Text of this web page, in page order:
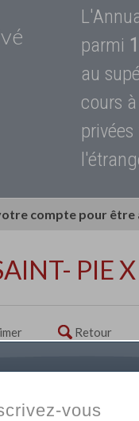
parmi
au
cours
compte pour
PIE X
Retour
vous